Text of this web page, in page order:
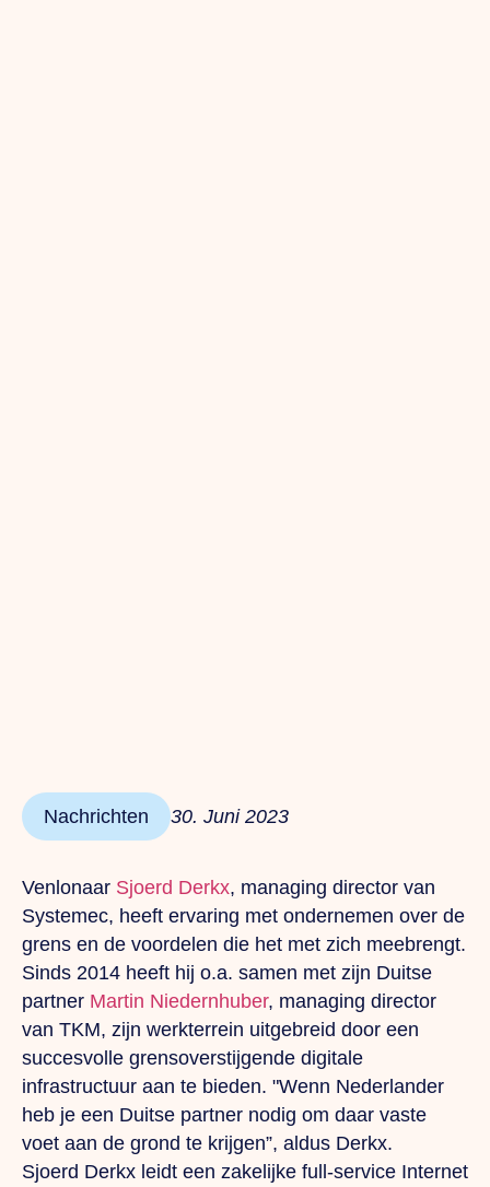
Nachrichten 30. Juni 2023
Venlonaar Sjoerd Derkx, managing director van
Systemec, heeft ervaring met ondernemen over de
grens en de voordelen die het met zich meebrengt.
Sinds 2014 heeft hij o.a. samen met zijn Duitse
partner Martin Niedernhuber, managing director
van TKM, zijn werkterrein uitgebreid door een
succesvolle grensoverstijgende digitale
infrastructuur aan te bieden. "Wenn Nederlander
heb je een Duitse partner nodig om daar vaste
voet aan de grond te krijgen”, aldus Derkx.
Sjoerd Derkx leidt een zakelijke full-service Internet